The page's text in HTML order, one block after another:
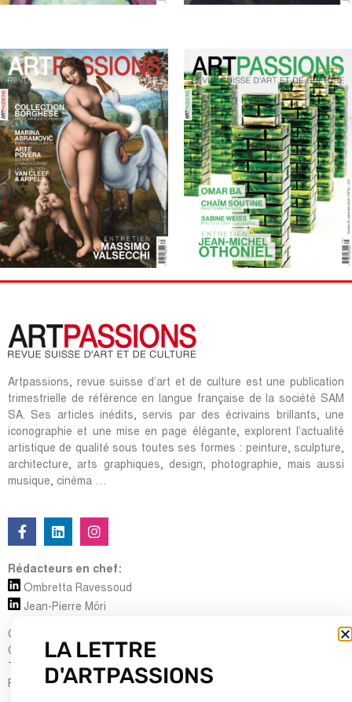
Artpassions, revue suisse d’art et de culture est une publication
trimestrielle de référence en langue française de la société SAM
SA. Ses articles inédits, servis par des écrivains brillants, une
iconographie et une mise en page élégante, explorent l’actualité
artistique de qualité sous toutes ses formes : peinture, sculpture,
architecture, arts graphiques, design, photographie, mais aussi
musique, cinéma …
Rédacteurs en chef:
Ombretta Ravessoud
Jean-Pierre Möri
Cour Saint-Pierre, 5
CH-1204 Genève
Tel : + 41 (0) 22 700 13 80
Fax : + 41 (0) 22 735 60 38
LA LETTRE
D'ARTPASSIONS